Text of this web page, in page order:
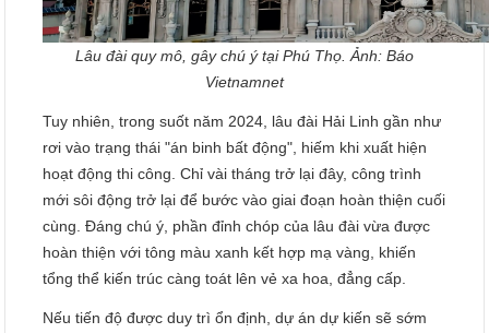
Lâu đài quy mô, gây chú ý tại Phú Thọ. Ảnh: Báo
Vietnamnet
Tuy nhiên, trong suốt năm 2024, lâu đài Hải Linh gần như
rơi vào trạng thái "án binh bất động", hiếm khi xuất hiện
hoạt động thi công. Chỉ vài tháng trở lại đây, công trình
mới sôi động trở lại để bước vào giai đoạn hoàn thiện cuối
cùng. Đáng chú ý, phần đỉnh chóp của lâu đài vừa được
hoàn thiện với tông màu xanh kết hợp mạ vàng, khiến
tổng thể kiến trúc càng toát lên vẻ xa hoa, đẳng cấp.
Nếu tiến độ được duy trì ổn định, dự án dự kiến sẽ sớm